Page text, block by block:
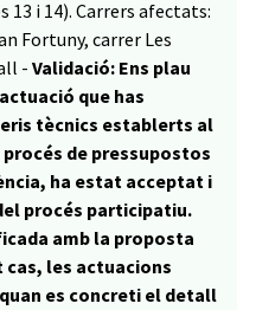
13 i 14). Carrers afectats:
Fortuny, carrer Les
- Validació: Ens plau
que has
tècnics establerts al
de pressupostos
ha estat acceptat i
procés participatiu.
amb la proposta
cas, les actuacions
es concreti el detall